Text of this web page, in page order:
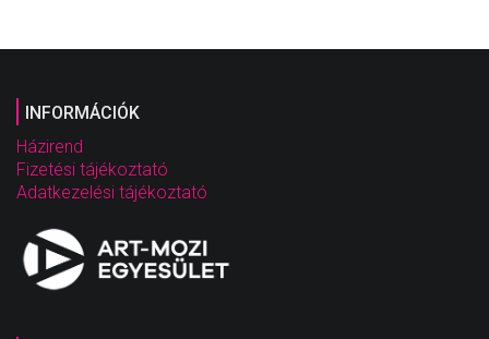
INFORMÁCIÓK
Házirend
Fizetési tájékoztató
Adatkezelési tájékoztató